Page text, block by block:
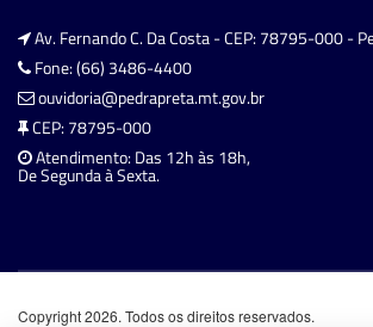
Av. Fernando C. Da Costa - CEP: 78795-000 -
Fone: (66) 3486-4400
ouvidoria@pedrapreta.mt.gov.br
CEP: 78795-000
Atendimento: Das 12h às 18h,
De Segunda à Sexta.
Copyright 2026. Todos os direitos reservados.